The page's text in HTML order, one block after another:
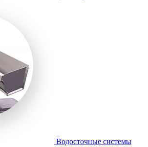
Водосточные системы